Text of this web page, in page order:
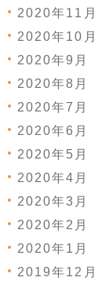
2020年11月
2020年10月
2020年9月
2020年8月
2020年7月
2020年6月
2020年5月
2020年4月
2020年3月
2020年2月
2020年1月
2019年12月